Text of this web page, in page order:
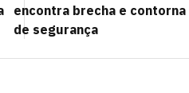
encontra brecha e
de segurança